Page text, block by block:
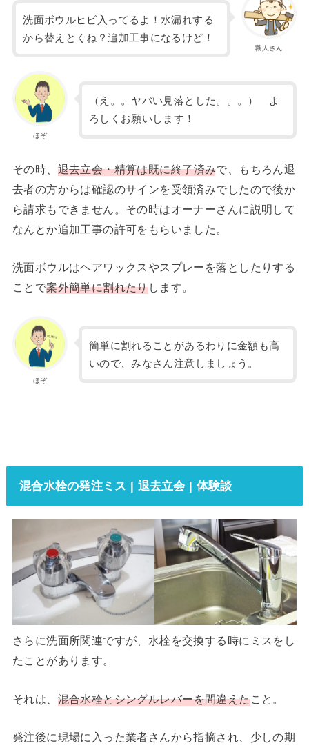
職人さん
洗面ボウルヒビ入ってるよ！水漏れする
から替えとくね？追加工事になるけど！
ほぞ
（え。。ヤバい見落とした。。。） よ
ろしくお願いします！
その時、 退去立会・精算は既に終了済みで、もちろん退
去者の方からは確認のサインを受領済みでしたので後か
ら請求もできません。その時はオーナーさんに説明して
なんとか追加工事の許可をもらいました。
洗面ボウルはヘアワックスやスプレーを落としたりする
ことで案外簡単に割れたりします。
ほぞ
簡単に割れることがあるわりに金額も高
いので、みなさん注意しましょう。
混合水栓の発注ミス | 退去立会 | 体験談
さらに洗面所関連ですが、水栓を交換する時にミスをし
たことがあります。
それは、 混合水栓とシングルレバーを間違えたこと。
発注後に現場に入った業者さんから指摘され、少しの期